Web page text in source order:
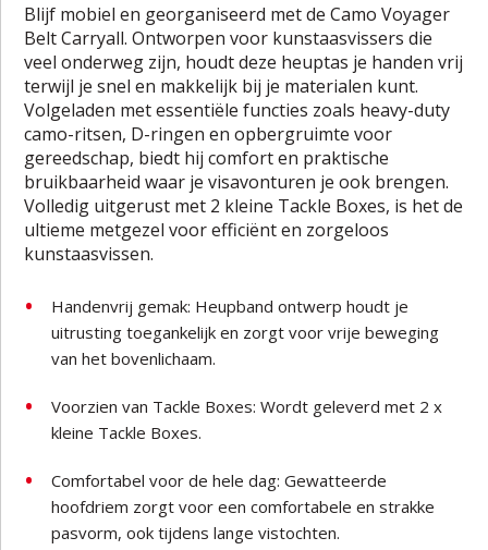
Blijf mobiel en georganiseerd met de Camo Voyager
Belt Carryall. Ontworpen voor kunstaasvissers die
veel onderweg zijn, houdt deze heuptas je handen vrij
terwijl je snel en makkelijk bij je materialen kunt.
Volgeladen met essentiële functies zoals heavy-duty
camo-ritsen, D-ringen en opbergruimte voor
gereedschap, biedt hij comfort en praktische
bruikbaarheid waar je visavonturen je ook brengen.
Volledig uitgerust met 2 kleine Tackle Boxes, is het de
ultieme metgezel voor efficiënt en zorgeloos
kunstaasvissen.
Handenvrij gemak: Heupband ontwerp houdt je
uitrusting toegankelijk en zorgt voor vrije beweging
van het bovenlichaam.
Voorzien van Tackle Boxes: Wordt geleverd met 2 x
kleine Tackle Boxes.
Comfortabel voor de hele dag: Gewatteerde
hoofdriem zorgt voor een comfortabele en strakke
pasvorm, ook tijdens lange vistochten.